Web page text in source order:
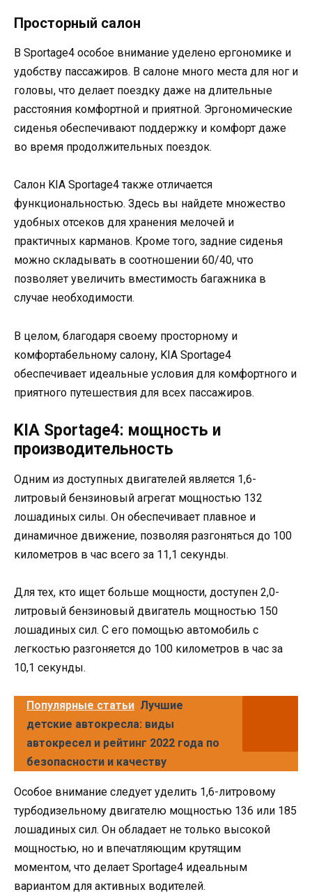
Просторный салон
В Sportage4 особое внимание уделено ергономике и
удобству пассажиров. В салоне много места для ног и
головы, что делает поездку даже на длительные
расстояния комфортной и приятной. Эргономические
сиденья обеспечивают поддержку и комфорт даже
во время продолжительных поездок.
Салон KIA Sportage4 также отличается
функциональностью. Здесь вы найдете множество
удобных отсеков для хранения мелочей и
практичных карманов. Кроме того, задние сиденья
можно складывать в соотношении 60/40, что
позволяет увеличить вместимость багажника в
случае необходимости.
В целом, благодаря своему просторному и
комфортабельному салону, KIA Sportage4
обеспечивает идеальные условия для комфортного и
приятного путешествия для всех пассажиров.
KIA Sportage4: мощность и
производительность
Одним из доступных двигателей является 1,6-
литровый бензиновый агрегат мощностью 132
лошадиных силы. Он обеспечивает плавное и
динамичное движение, позволяя разгоняться до 100
километров в час всего за 11,1 секунды.
Для тех, кто ищет больше мощности, доступен 2,0-
литровый бензиновый двигатель мощностью 150
лошадиных сил. С его помощью автомобиль с
легкостью разгоняется до 100 километров в час за
10,1 секунды.
Популярные статьи Лучшие
детские автокресла: виды
автокресел и рейтинг 2022 года по
безопасности и качеству
Особое внимание следует уделить 1,6-литровому
турбодизельному двигателю мощностью 136 или 185
лошадиных сил. Он обладает не только высокой
мощностью, но и впечатляющим крутящим
моментом, что делает Sportage4 идеальным
вариантом для активных водителей.